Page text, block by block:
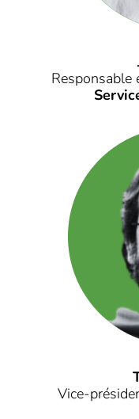
Responsable
Vice-